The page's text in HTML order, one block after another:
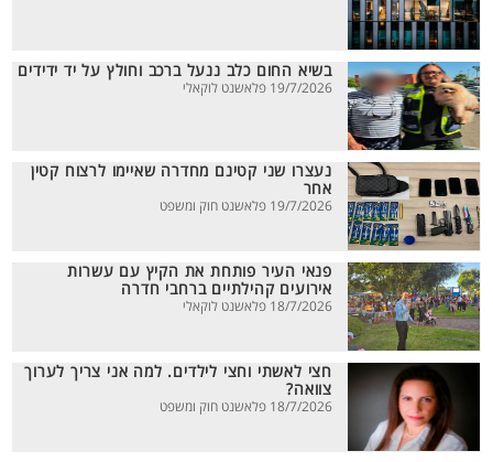
בשיא החום כלב ננעל ברכב וחולץ על יד ידידים
19/7/2026 פלאשנט לוקאלי
נעצרו שני קטינם מחדרה שאיימו לרצוח קטין
אחר
19/7/2026 פלאשנט חוק ומשפט
פנאי העיר פותחת את הקיץ עם עשרות
אירועים קהילתיים ברחבי חדרה
18/7/2026 פלאשנט לוקאלי
חצי לאשתי וחצי לילדים. למה אני צריך לערוך
צוואה?
18/7/2026 פלאשנט חוק ומשפט